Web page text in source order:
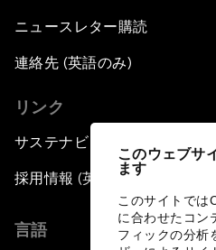
このウェブサ
ます
このサイトでは
に合わせたコン
フィックの分析
ニュースレター購読
連絡先 (英語のみ)
リンク
サステナビリティへの取り組み
採用情報 (英語のみ)
言語